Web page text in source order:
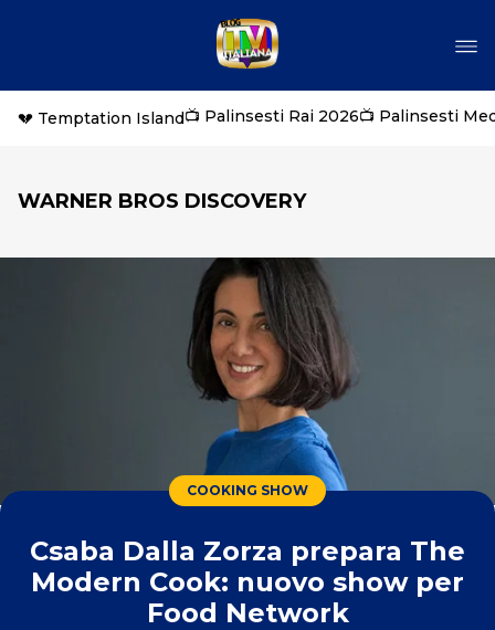
💔 Temptation Island📺 Palinsesti Rai 2026📺 Palinsesti
WARNER BROS DISCOVERY
COOKING SHOW
Csaba Dalla Zorza prepara The
Modern Cook: nuovo show per
Food Network